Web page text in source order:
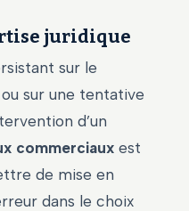
juridique
sur le
sur une tentative
d’un
commerciaux est
de mise en
dans le choix